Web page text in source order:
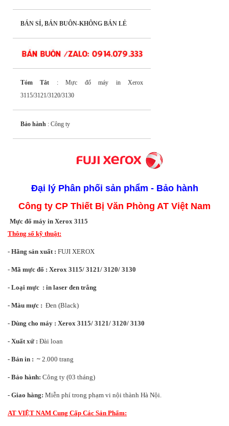
BÁN SỈ, BÁN BUÔN-KHÔNG BÁN LẺ
Tóm Tắt : Mực đổ máy in Xerox
3115/3121/3120/3130
Bảo hành : Công ty
Đại lý Phân phối sản phẩm - Bảo hành
Công ty CP Thiết Bị Văn Phòng AT Việt Nam
Mực đổ máy in Xerox 3115
Thông số kỹ thuật:
- Hãng sản xuất : FUJI XEROX
- Mã mực đổ : Xerox 3115/ 3121/ 3120/ 3130
- Loại mực : in laser đen trắng
- Màu mực : Đen (Black)
- Dùng cho máy : Xerox 3115/ 3121/ 3120/ 3130
- Xuất xứ : Đài loan
- Bản in : ~ 2.000 trang
- Bảo hành: Công ty (03 tháng)
- Giao hàng: Miễn phí trong phạm vi nội thành Hà Nội.
AT VIỆT NAM Cung Cấp Các Sản Phẩm: